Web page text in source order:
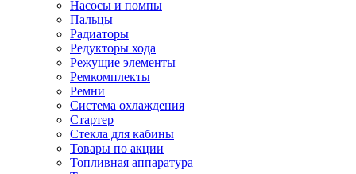
Насосы и помпы
Пальцы
Радиаторы
Редукторы хода
Режущие элементы
Ремкомплекты
Ремни
Система охлаждения
Стартер
Стекла для кабины
Товары по акции
Топливная аппаратура